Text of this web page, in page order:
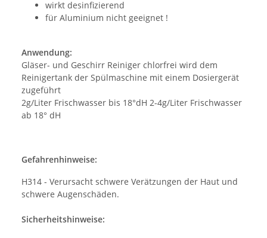
wirkt desinfizierend
für Aluminium nicht geeignet !
Anwendung:
Gläser- und Geschirr Reiniger chlorfrei wird dem
Reinigertank der Spülmaschine mit einem Dosiergerät
zugeführt
2g/Liter Frischwasser bis 18°dH 2-4g/Liter Frischwasser
ab 18° dH
Gefahrenhinweise:
H314 - Verursacht schwere Verätzungen der Haut und
schwere Augenschäden.
Sicherheitshinweise: